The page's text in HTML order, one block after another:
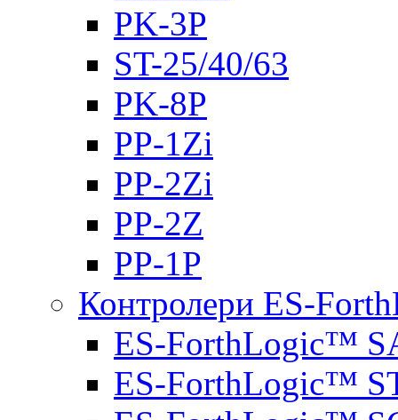
PK-3Р
ST-25/40/63
PK-8P
PP-1Zi
PP-2Zi
PP-2Z
PP-1P
Контролери ES-
ES-ForthLogic™
ES-ForthLogic™